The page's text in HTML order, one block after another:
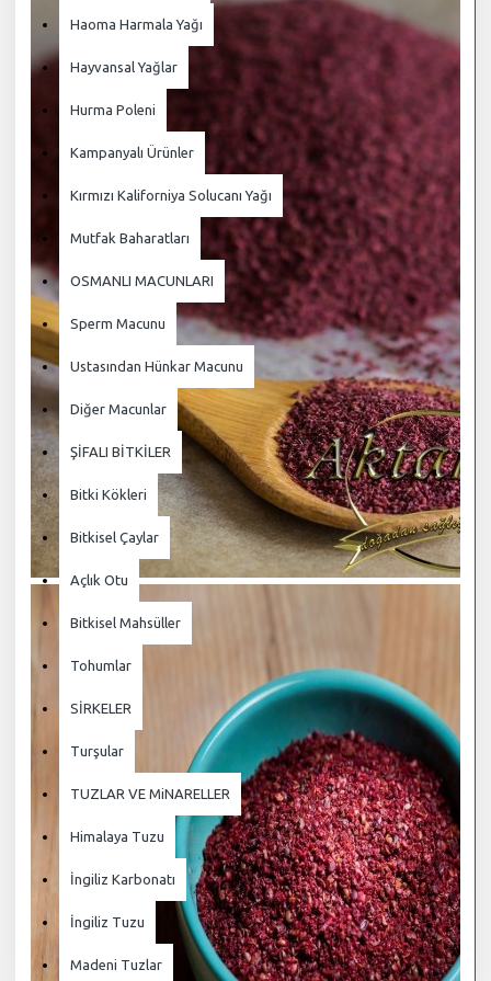
Haoma Harmala Yağı
Hayvansal Yağlar
Hurma Poleni
Kampanyalı Ürünler
Kırmızı Kaliforniya Solucanı Yağı
Mutfak Baharatları
OSMANLI MACUNLARI
Sperm Macunu
Ustasından Hünkar Macunu
Diğer Macunlar
ŞİFALI BİTKİLER
Bitki Kökleri
Bitkisel Çaylar
Açlık Otu
Bitkisel Mahsüller
Tohumlar
SİRKELER
Turşular
TUZLAR VE MiNARELLER
Himalaya Tuzu
İngiliz Karbonatı
İngiliz Tuzu
Madeni Tuzlar